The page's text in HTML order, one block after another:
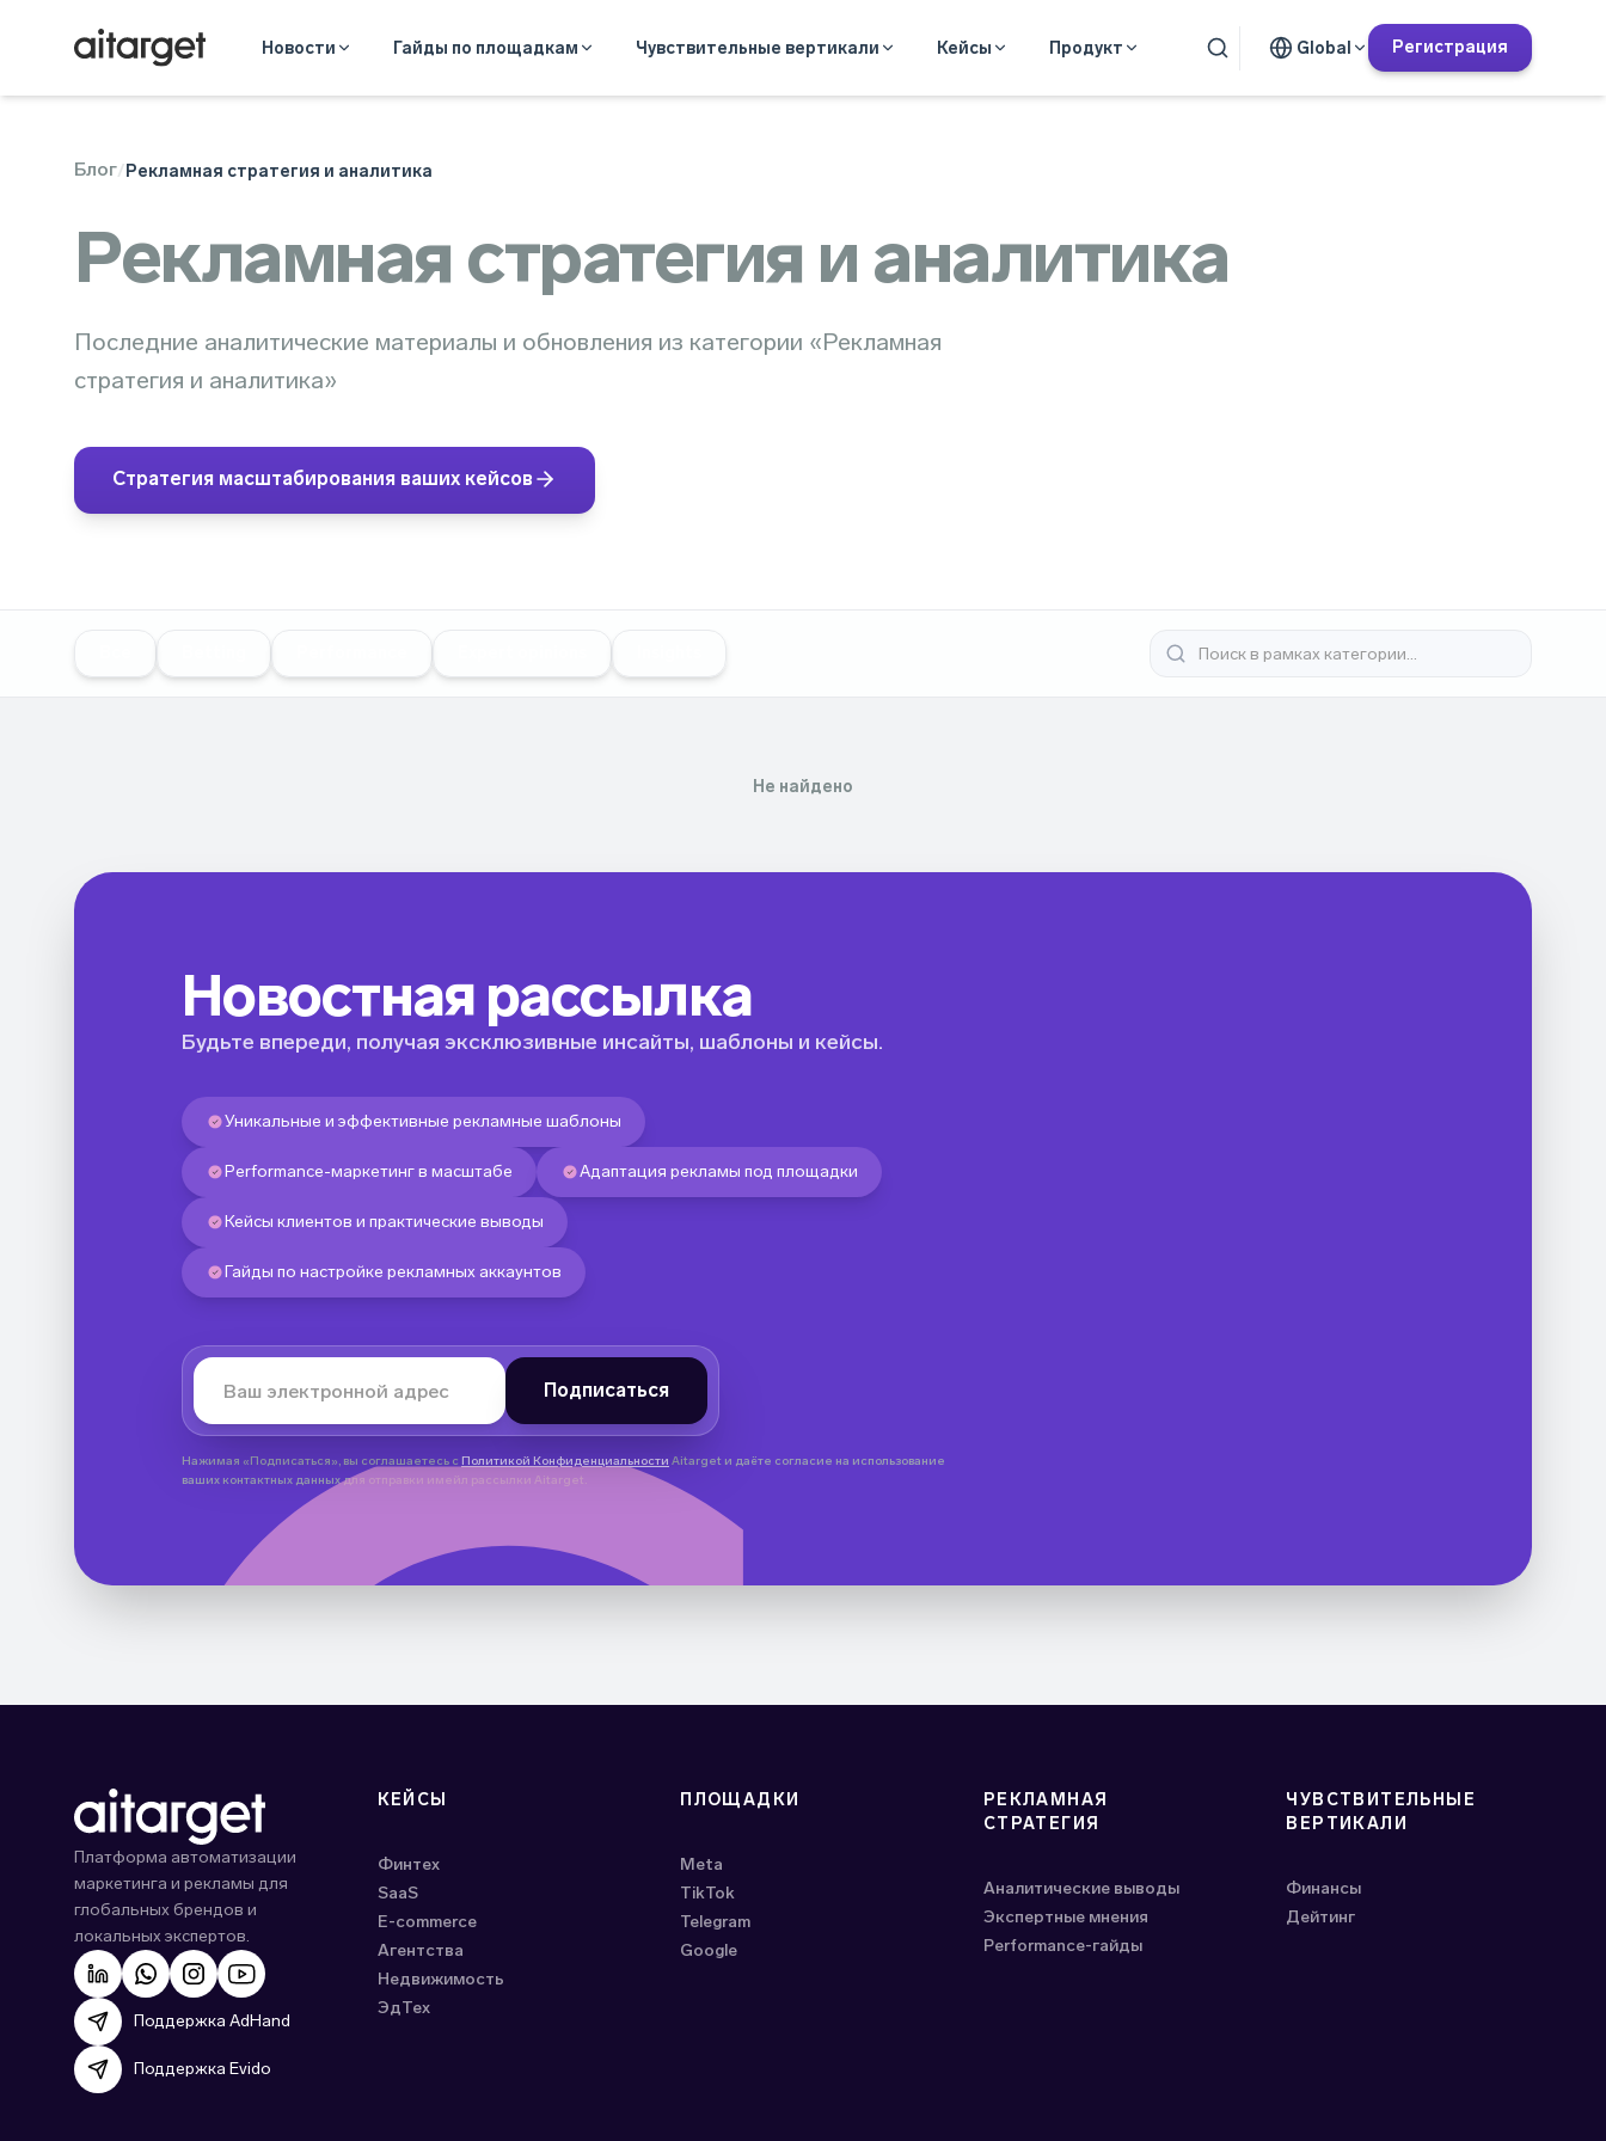
Новости Гайды по площадкам Чувствительные вертикали Кейсы Продукт Global Регистрация
Блог/Рекламная стратегия и аналитика
Рекламная стратегия и аналитика
Последние аналитические материалы и обновления из категории «Рекламная
стратегия и аналитика»
Стратегия масштабирования ваших кейсов
Не найдено
Новостная рассылка
Будьте впереди, получая эксклюзивные инсайты, шаблоны и кейсы.
Уникальные и эффективные рекламные шаблоны
Performance-маркетинг в масштабе Адаптация рекламы под площадки
Кейсы клиентов и практические выводы
Гайды по настройке рекламных аккаунтов
Нажимая «Подписаться», вы соглашаетесь с Политикой Конфиденциальности Aitarget и даёте согласие на использование
ваших контактных данных для отправки имейл рассылки Aitarget.
Платформа автоматизации
маркетинга и рекламы для
глобальных брендов и
локальных экспертов.
Поддержка AdHand
Поддержка Evido
КЕЙСЫ
Финтех
SaaS
E-commerce
Агентства
Недвижимость
ЭдТех
ПЛОЩАДКИ
Meta
ТikTok
Telegram
Google
РЕКЛАМНАЯ
СТРАТЕГИЯ
Аналитические выводы
Экспертные мнения
Performance-гайды
ЧУВСТВИТЕЛЬНЫЕ
ВЕРТИКАЛИ
Финансы
Дейтинг